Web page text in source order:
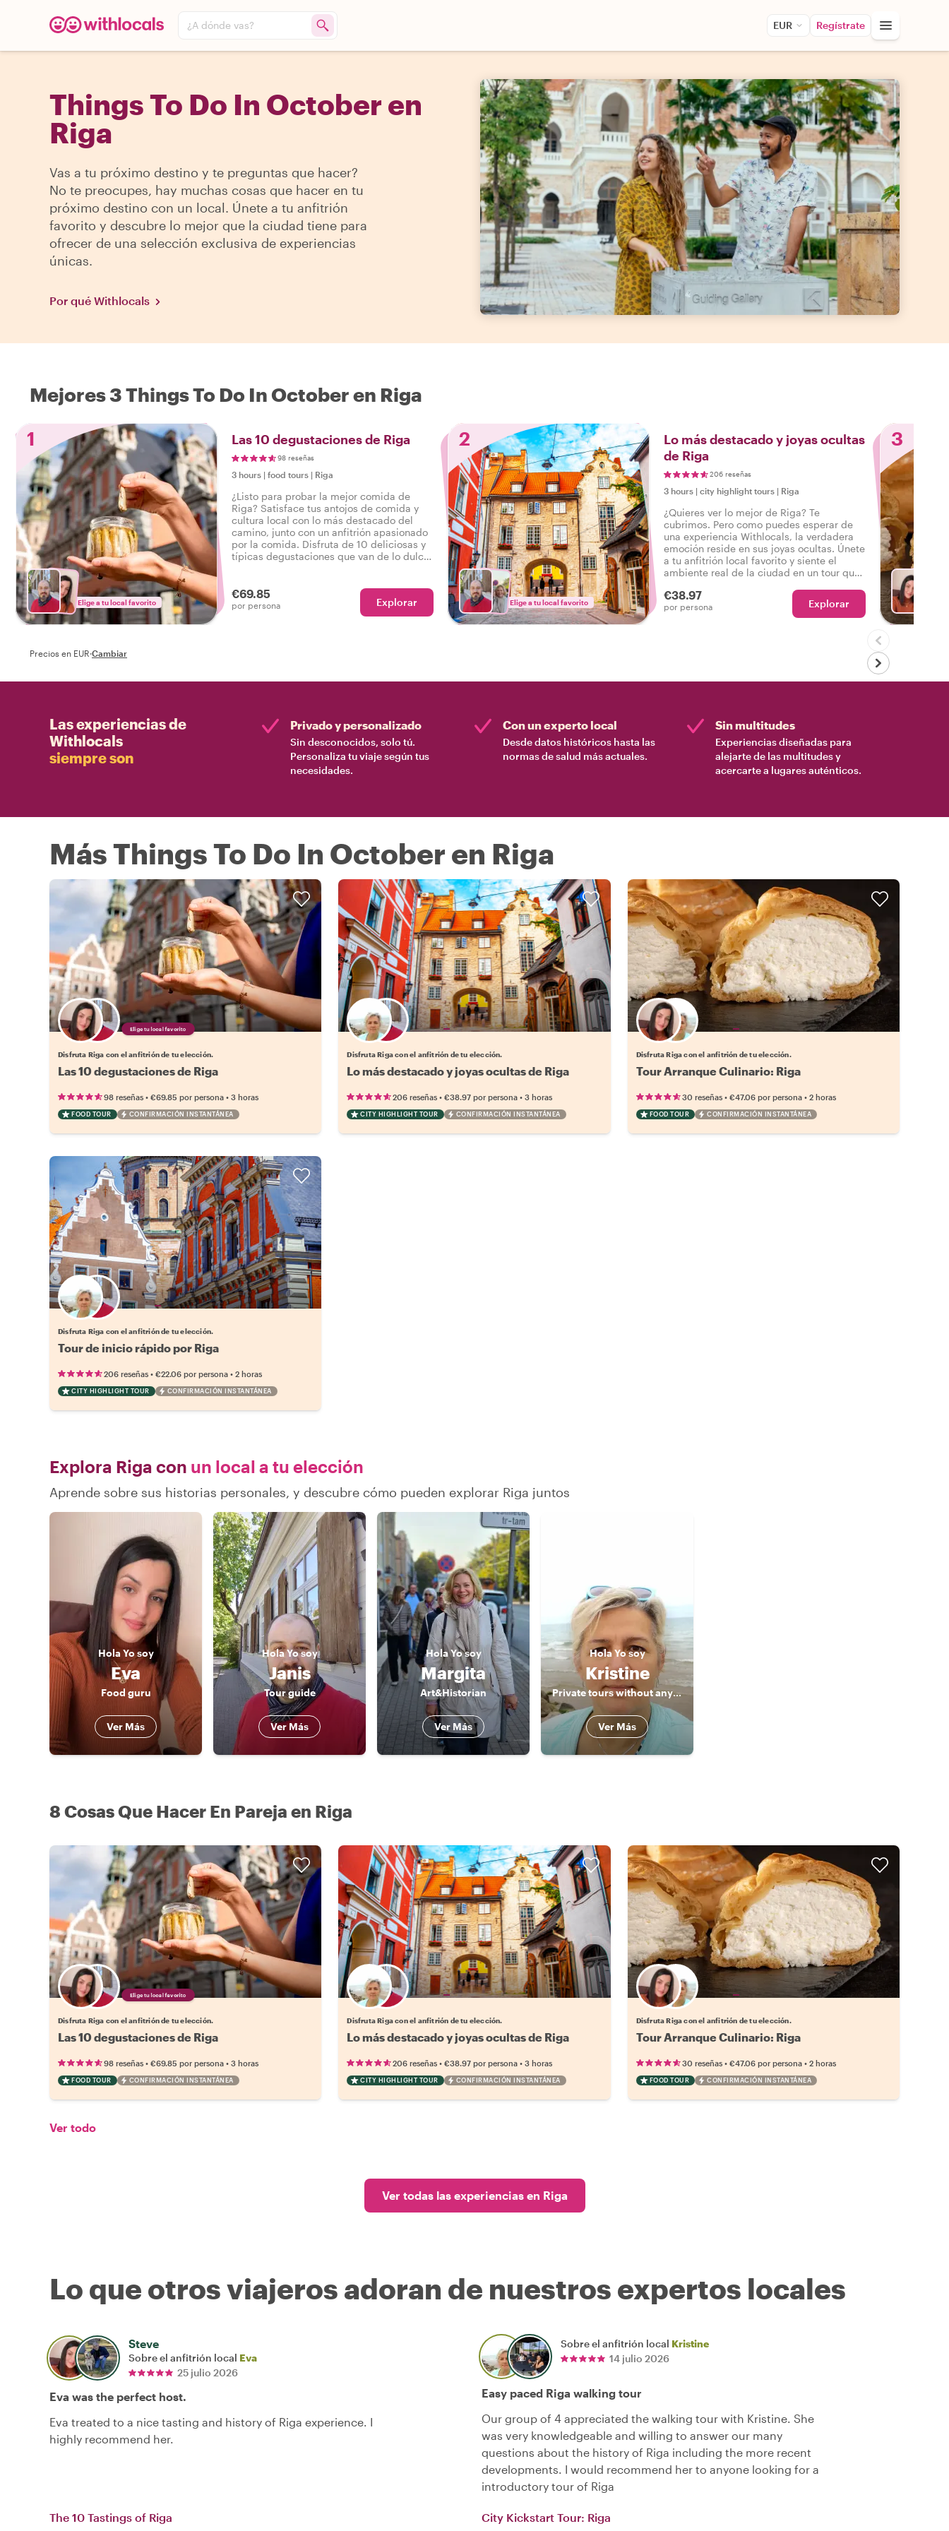
¿A dónde vas? EUR Regístrate
Things To Do In October en
Riga
Vas a tu próximo destino y te preguntas que hacer?
No te preocupes, hay muchas cosas que hacer en tu
próximo destino con un local. Únete a tu anfitrión
favorito y descubre lo mejor que la ciudad tiene para
ofrecer de una selección exclusiva de experiencias
únicas.
Por qué Withlocals
Mejores 3 Things To Do In October en Riga
1
Elige a tu local favorito
Las 10 degustaciones de Riga
98 reseñas
3 hours | food tours | Riga
¿Listo para probar la mejor comida de
Riga? Satisface tus antojos de comida y
cultura local con lo más destacado del
camino, junto con un anfitrión apasionado
por la comida. Disfruta de 10 deliciosas y
típicas degustaciones que van de lo dulce
€69.85
por persona Explorar
2
Elige a tu local favorito
Lo más destacado y joyas ocultas
de Riga
206 reseñas
3 hours | city highlight tours | Riga
¿Quieres ver lo mejor de Riga? Te
cubrimos. Pero como puedes esperar de
una experiencia Withlocals, la verdadera
emoción reside en sus joyas ocultas. Únete
a tu anfitrión local favorito y siente el
ambiente real de la ciudad en un tour que
experimentado la Riga real!
€38.97
por persona Explorar
3
Precios en EUR·Cambiar
Las experiencias de
Withlocals
siempre son
Privado y personalizado
Sin desconocidos, solo tú.
Personaliza tu viaje según tus
necesidades.
Con un experto local
Desde datos históricos hasta las
normas de salud más actuales.
Sin multitudes
Experiencias diseñadas para
alejarte de las multitudes y
acercarte a lugares auténticos.
Más Things To Do In October en Riga
Elige tu local favorito
Disfruta Riga con el anfitrión de tu elección.
Las 10 degustaciones de Riga
98 reseñas • €69.85 por persona • 3 horas
FOOD TOUR CONFIRMACIÓN INSTANTÁNEA
Elige tu local favorito
Disfruta Riga con el anfitrión de tu elección.
Lo más destacado y joyas ocultas de Riga
206 reseñas •€38.97 por persona •3 horas
CITY HIGHLIGHT TOUR CONFIRMACIÓN INSTANTÁNEA
Elige tu local favorito
Disfruta Riga con el anfitrión de tu elección.
Tour Arranque Culinario: Riga
30 reseñas• €47.06 por persona• 2 horas
FOOD TOUR CONFIRMACIÓN INSTANTÁNEA
Elige tu local favorito
Disfruta Riga con el anfitrión de tu elección.
Tour de inicio rápido por Riga
206 reseñas • €22.06 por persona • 2 horas
CITY HIGHLIGHT TOUR CONFIRMACIÓN INSTANTÁNEA
Explora Riga con un local a tu elección
Aprende sobre sus historias personales, y descubre cómo pueden explorar Riga juntos
Hola Yo soy
Eva
Food guru
Ver Más
HolaYo soy
Janis
Tour guide
Ver Más
HolaYo soy
Margita
Art&Historian
Ver Más
Hola Yo soy
Kristine
Private tours without any haste
Ver Más
8 Cosas Que Hacer En Pareja en Riga
Elige tu local favorito
Disfruta Riga con el anfitrión de tu elección.
Las 10 degustaciones de Riga
98 reseñas • €69.85 por persona • 3 horas
FOOD TOUR CONFIRMACIÓN INSTANTÁNEA
Elige tu local favorito
Disfruta Riga con el anfitrión de tu elección.
Lo más destacado y joyas ocultas de Riga
206 reseñas •€38.97 por persona •3 horas
CITY HIGHLIGHT TOUR CONFIRMACIÓN INSTANTÁNEA
Elige tu local favorito
Disfruta Riga con el anfitrión de tu elección.
Tour Arranque Culinario: Riga
30 reseñas• €47.06 por persona• 2 horas
FOOD TOUR CONFIRMACIÓN INSTANTÁNEA
Ver todo
Ver todas las experiencias en Riga
Lo que otros viajeros adoran de nuestros expertos locales
Steve
Sobre el anfitrión local Eva
25 julio 2026
Eva was the perfect host.
Eva treated to a nice tasting and history of Riga experience. I
highly recommend her.
The 10 Tastings of Riga
Sobre el anfitrión local Kristine
14 julio 2026
Easy paced Riga walking tour
Our group of 4 appreciated the walking tour with Kristine. She
was very knowledgeable and willing to answer our many
questions about the history of Riga including the more recent
developments. I would recommend her to anyone looking for a
introductory tour of Riga
City Kickstart Tour: Riga